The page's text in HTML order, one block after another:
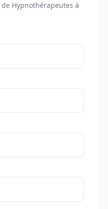
Hypnothérapeutes à